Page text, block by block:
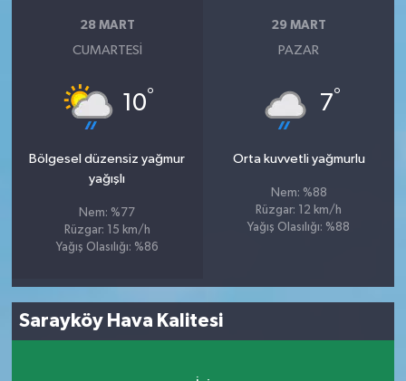
28 MART
CUMARTESI
10°
Bölgesel düzensiz yağmur
yağışlı
Nem: %77
Rüzgar: 15 km/h
Yağış Olasılığı: %86
29 MART
PAZAR
7°
Orta kuvvetli yağmurlu
Nem: %88
Rüzgar: 12 km/h
Yağış Olasılığı: %88
Sarayköy Hava Kalitesi